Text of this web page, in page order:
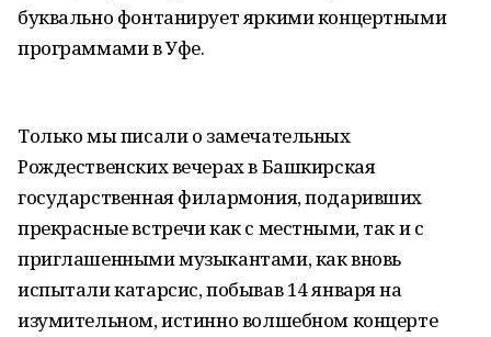
буквально фонтанирует яркими концертными
программами в Уфе.
Только мы писали о замечательных
Рождественских вечерах в Башкирская
государственная филармония, подаривших
прекрасные встречи как с местными, так и с
приглашенными музыкантами, как вновь
испытали катарсис, побывав 14 января на
изумительном, истинно волшебном концерте